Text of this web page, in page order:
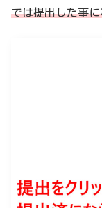
では提出した事